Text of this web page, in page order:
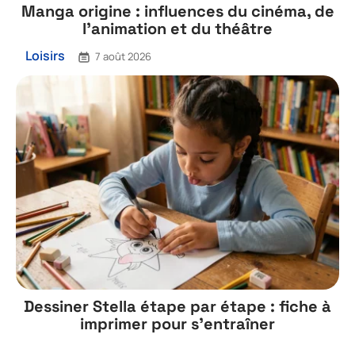
Manga origine : influences du cinéma, de
l’animation et du théâtre
Loisirs 7 août 2026
Dessiner Stella étape par étape : fiche à
imprimer pour s’entraîner